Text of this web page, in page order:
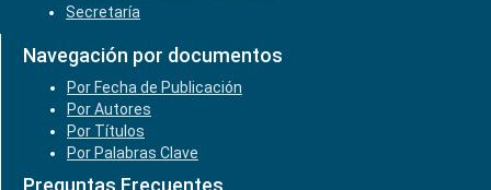
Secretaría
Navegación por documentos
Por Fecha de Publicación
Por Autores
Por Títulos
Por Palabras Clave
Preguntas Frecuentes